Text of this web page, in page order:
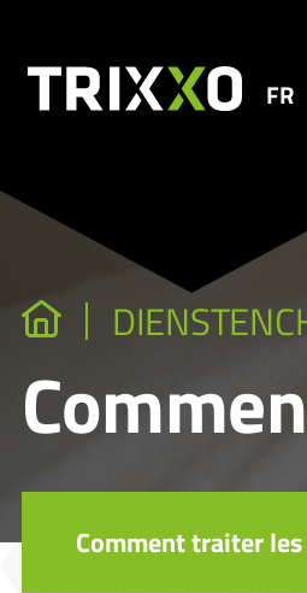
FR
Comment traiter les